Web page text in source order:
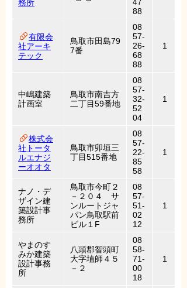
務所
88
有限会
社アーキ
テック
鳥取市田島79
7番
08
57-
26-
68
88
1
中嶋建築
計画室
鳥取市南吉方
二丁目59番地
08
57-
32-
52
04
1
株式会
社トータ
ルエナジ
ーオオタ
鳥取市卯垣三
丁目515番地
08
57-
22-
85
58
1
ナノ・デ
ザイン建
築設計事
務所
鳥取市今町２
－２０４ サ
ンルートジャ
パン鳥取駅前
ビル１F
08
57-
51-
02
12
1
やまのす
みか建築
設計事務
所
八頭郡智頭町
大字埴師４５
－２
08
58-
71-
00
18
1